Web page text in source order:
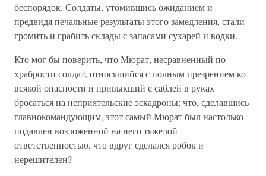
беспорядок. Солдаты, утомившись ожиданием и
предвидя печальные результаты этого замедления, стали
громить и грабить склады с запасами сухарей и водки.
Кто мог бы поверить, что Мюрат, несравненный по
храбрости солдат, относящийся с полным презрением ко
всякой опасности и привыкший с саблей в руках
бросаться на неприятельские эскадроны; что, сделавшись
главнокомандующим, этот самый Мюрат был настолько
подавлен возложенной на него тяжелой
ответственностью, что вдруг сделался робок и
нерешителен?